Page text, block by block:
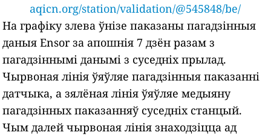
aqicn.org/station/validation/@545848/be/
На графіку злева ўнізе паказаны пагадзінныя
даныя Ensor за апошнія 7 дзён разам з
пагадзіннымі данымі з суседніх прылад.
Чырвоная лінія ўяўляе пагадзінныя паказанні
датчыка, а зялёная лінія ўяўляе медыяну
пагадзінных паказанняў суседніх станцый.
Чым далей чырвоная лінія знаходзіцца ад